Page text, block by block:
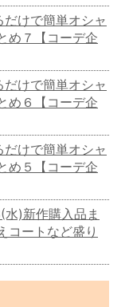
だけで簡単オシャ
め７【コーデ企
だけで簡単オシャ
め６【コーデ企
だけで簡単オシャ
め５【コーデ企
)新作購入品ま
コートなど盛り